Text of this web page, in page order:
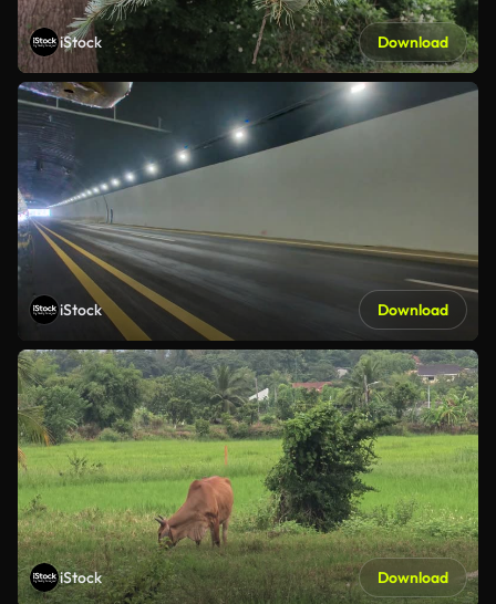
iStock Download
iStock Download
iStock Download